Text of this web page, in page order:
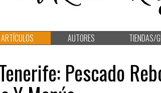
ARTÍCULOS AUTORES TIENDAS/
Pescado